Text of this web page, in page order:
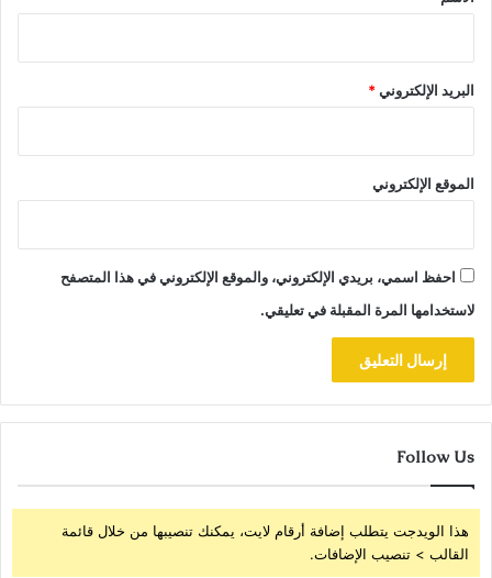
البريد الإلكتروني*
الموقع الإلكتروني
احفظ اسمي، بريدي الإلكتروني، والموقع الإلكتروني في هذا المتصفح
لاستخدامها المرة المقبلة في تعليقي.
Follow Us
هذا الويدجت يتطلب إضافة أرقام لايت، يمكنك تنصيبها من خلال قائمة
القالب > تنصيب الإضافات.